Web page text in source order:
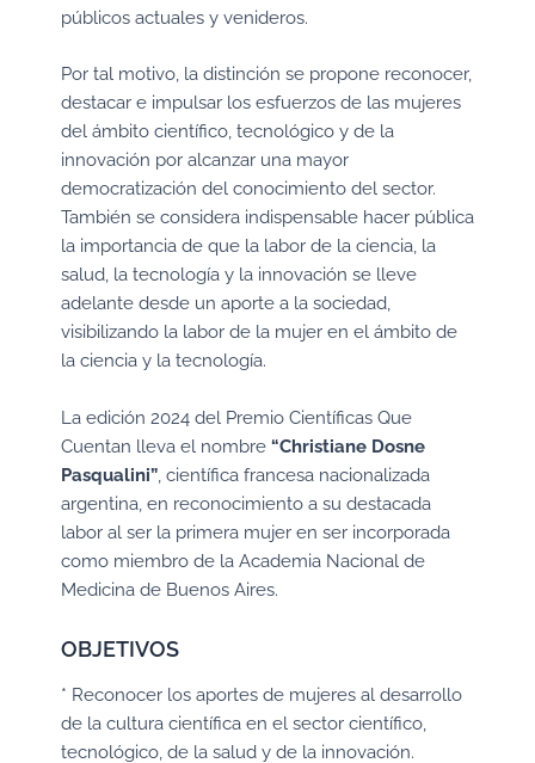
públicos actuales y venideros.
Por tal motivo, la distinción se propone reconocer,
destacar e impulsar los esfuerzos de las mujeres
del ámbito científico, tecnológico y de la
innovación por alcanzar una mayor
democratización del conocimiento del sector.
También se considera indispensable hacer pública
la importancia de que la labor de la ciencia, la
salud, la tecnología y la innovación se lleve
adelante desde un aporte a la sociedad,
visibilizando la labor de la mujer en el ámbito de
la ciencia y la tecnología.
La edición 2024 del Premio Científicas Que
Cuentan lleva el nombre “Christiane Dosne
Pasqualini”, científica francesa nacionalizada
argentina, en reconocimiento a su destacada
labor al ser la primera mujer en ser incorporada
como miembro de la Academia Nacional de
Medicina de Buenos Aires.
OBJETIVOS
* Reconocer los aportes de mujeres al desarrollo
de la cultura científica en el sector científico,
tecnológico, de la salud y de la innovación.